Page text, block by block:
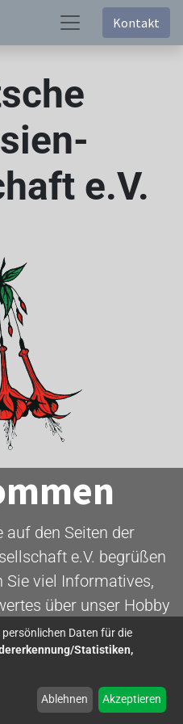
Kontakt
e.V.
auf den Seiten der
e.V. begrüßen
Sie viel Informatives,
über unser Hobby
Daten für die
Statistiken,
Ablehnen Akzeptieren